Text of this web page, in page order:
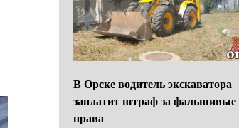
В Орске водитель экскаватора
заплатит штраф за фальшивые
права